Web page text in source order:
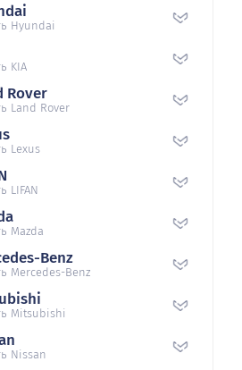
Hyundai
KIA
Rover
Land Rover
Lexus
LIFAN
Mazda
Benz
Mercedes-Benz
Mitsubishi
Nissan